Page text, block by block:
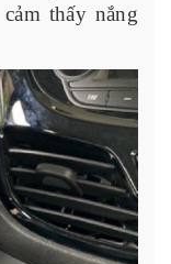
thấy nắng